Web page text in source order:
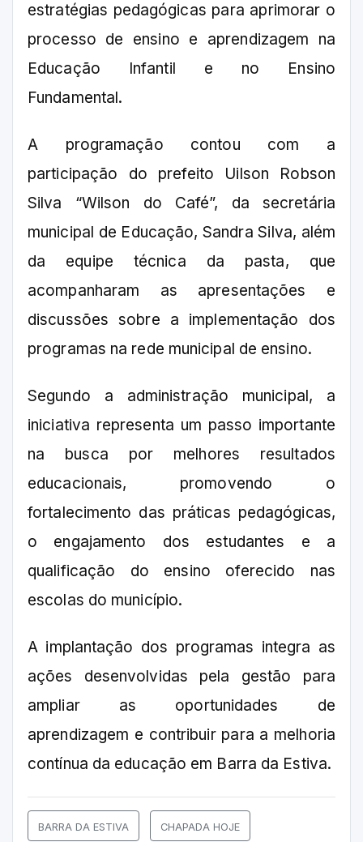
estratégias pedagógicas para aprimorar o
processo de ensino e aprendizagem na
Educação Infantil e no Ensino
Fundamental.
A programação contou com a
participação do prefeito Uilson Robson
Silva “Wilson do Café”, da secretária
municipal de Educação, Sandra Silva, além
da equipe técnica da pasta, que
acompanharam as apresentações e
discussões sobre a implementação dos
programas na rede municipal de ensino.
Segundo a administração municipal, a
iniciativa representa um passo importante
na busca por melhores resultados
educacionais, promovendo o
fortalecimento das práticas pedagógicas,
o engajamento dos estudantes e a
qualificação do ensino oferecido nas
escolas do município.
A implantação dos programas integra as
ações desenvolvidas pela gestão para
ampliar as oportunidades de
aprendizagem e contribuir para a melhoria
contínua da educação em Barra da Estiva.
BARRA DA ESTIVA CHAPADA HOJE